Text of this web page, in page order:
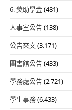
6. 獎助學金(481)
人事室公告(138)
公告來文(3,171)
圖書館公告(433)
學務處公告(2,721)
學生事務(6,433)